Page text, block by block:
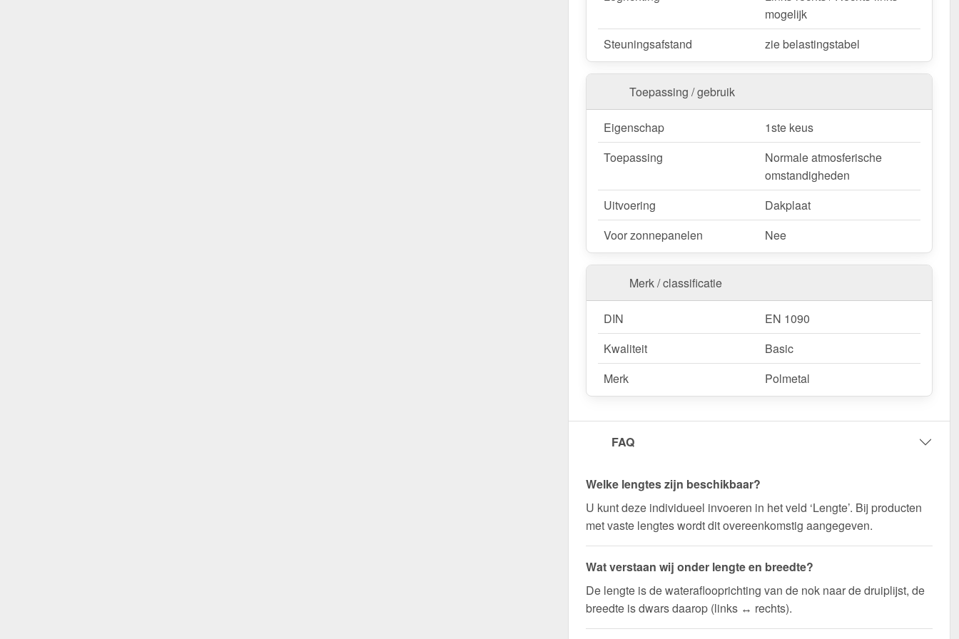
mogelijk
Steuningsafstand
zie belastingstabel
Toepassing / gebruik
Eigenschap
1ste keus
Toepassing
Normale atmosferische
omstandigheden
Uitvoering
Dakplaat
Voor zonnepanelen
Nee
Merk / classificatie
DIN
EN 1090
Kwaliteit
Basic
Merk
Polmetal
FAQ
Welke lengtes zijn beschikbaar?
U kunt deze individueel invoeren in het veld ‘Lengte’. Bij producten
met vaste lengtes wordt dit overeenkomstig aangegeven.
Wat verstaan wij onder lengte en breedte?
De lengte is de wateraflooprichting van de nok naar de druiplijst, de
breedte is dwars daarop (links ↔ rechts).